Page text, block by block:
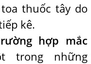
thuốc tây do
kê.
hợp mắc
trong những